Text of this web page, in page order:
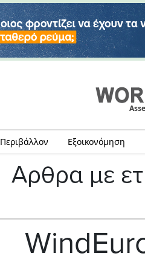
Περιβάλλον Εξοικονόμηση
Αρθρα με